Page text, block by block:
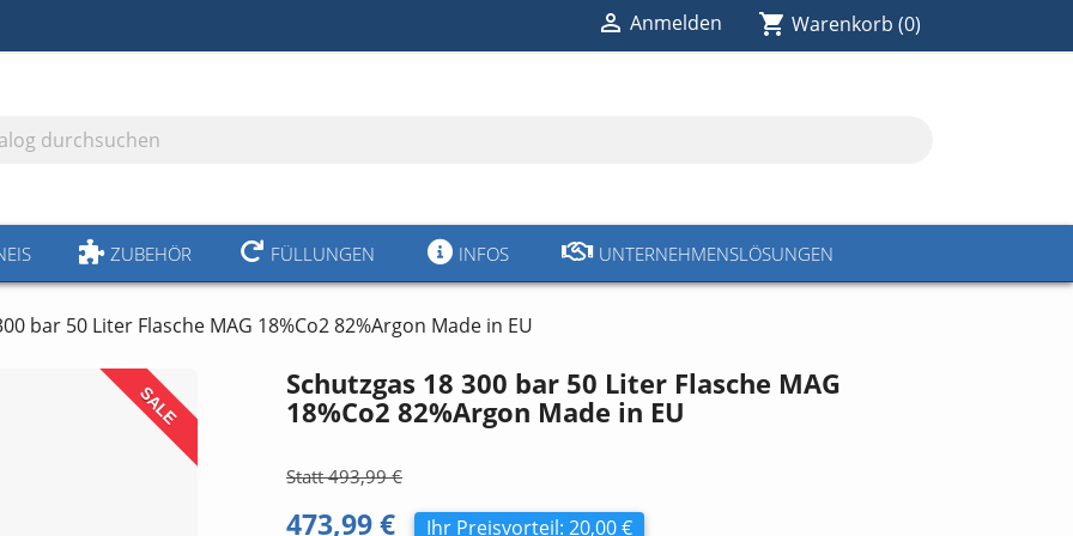
 Anmelden shopping_cart Warenkorb (0)
ZUBEHÖR FÜLLUNGEN INFOS UNTERNEHMENSLÖSUNGEN
bar 50 Liter Flasche MAG 18%Co2 82%Argon Made in EU
SALE
Schutzgas 18 300 bar 50 Liter Flasche MAG
18%Co2 82%Argon Made in EU
493,99 €
473,99 € Ihr Preisvorteil: 20,00 €